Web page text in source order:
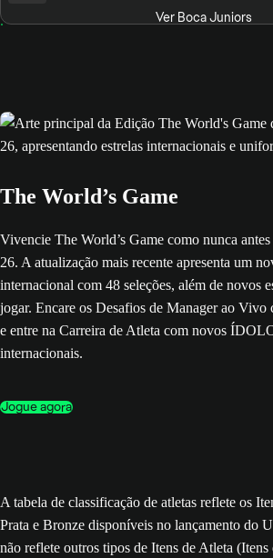
Ver Boca Juniors
The World’s Game
Vivencie The World’s Game como nunca
26. A atualização mais recente apresenta um
internacional com 48 seleções, além de novos
jogar. Encare os Desafios de Manager ao Vivo
e entre na Carreira de Atleta com novos
internacionais.
Jogue agora
A tabela de classificação de atletas reflete os
Prata e Bronze disponíveis no lançamento do
não reflete outros tipos de Itens de Atleta